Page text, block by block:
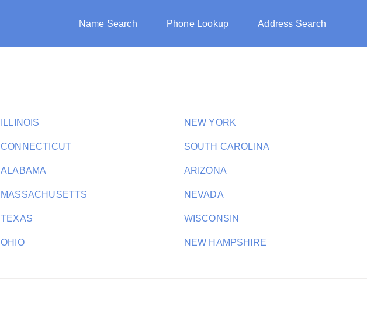
Name Search Phone Lookup Address Search
ILLINOIS NEW YORK
CONNECTICUT SOUTH CAROLINA
ALABAMA ARIZONA
MASSACHUSETTS NEVADA
TEXAS WISCONSIN
OHIO NEW HAMPSHIRE